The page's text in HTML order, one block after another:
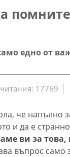
едно от
17769
че напълно
и да е
ви за
въпрос само